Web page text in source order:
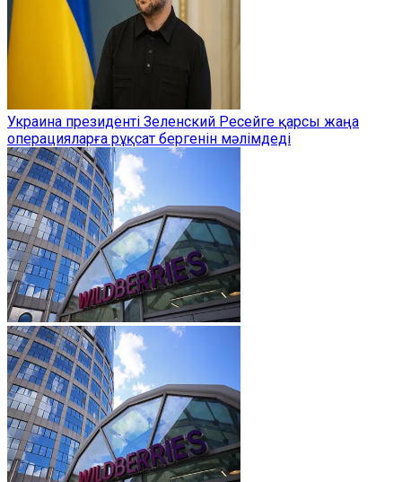
Украина президенті Зеленский Ресейге қарсы жаңа
операцияларға рұқсат бергенін мәлімдеді